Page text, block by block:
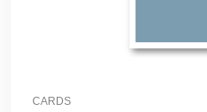
CARDS